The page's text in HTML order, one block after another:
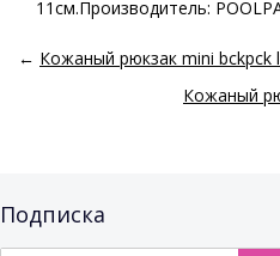
11см.Производитель:
← Кожаный рюкзак mini bckpck
Кожаный
Подписка